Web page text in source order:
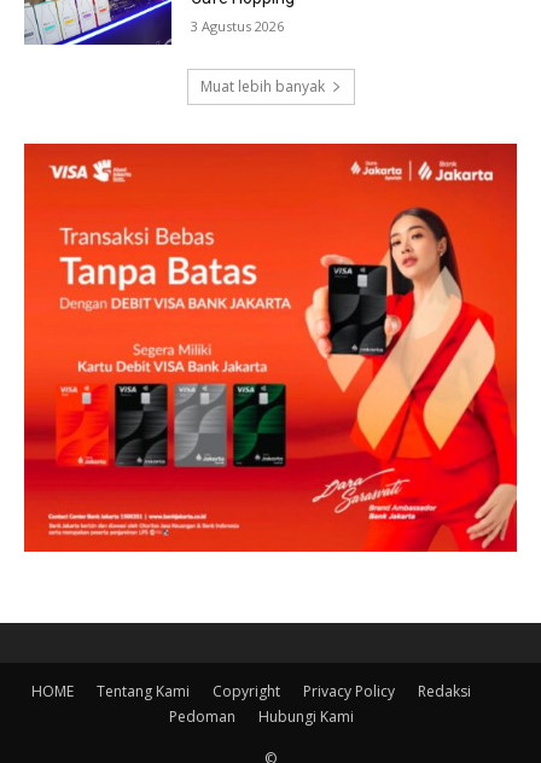
3 Agustus 2026
Muat lebih banyak
HOME Tentang Kami Copyright Privacy Policy
Redaksi
Pedoman
Hubungi Kami
©